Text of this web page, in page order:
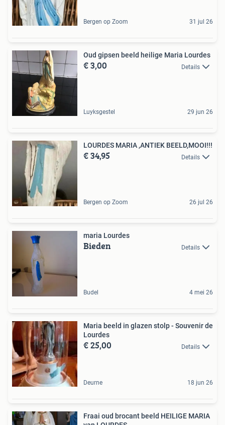
Bergen op Zoom 31 jul 26
Oud gipsen beeld heilige Maria Lourdes
€ 3,00 Details
Luyksgestel 29 jun 26
LOURDES MARIA ,ANTIEK BEELD,MOOI!!!
€ 34,95 Details
Bergen op Zoom 26 jul 26
maria Lourdes
Bieden Details
Budel 4 mei 26
Maria beeld in glazen stolp - Souvenir de
Lourdes
€ 25,00 Details
Deurne 18 jun 26
Fraai oud brocant beeld HEILIGE MARIA